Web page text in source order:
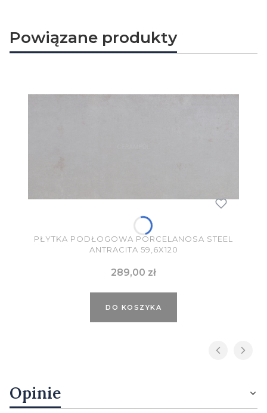
Powiązane produkty
PŁYTKA PODŁOGOWA PORCELANOSA STEEL
ANTRACITA 59,6X120
Cena
289,00 zł
DO KOSZYKA
Opinie